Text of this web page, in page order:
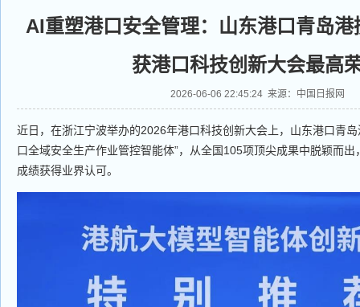
‌AI重塑港口安全管理：山东港口青岛
获港口科技创新大会最高
2026-06-06 22:45:24 来源：中国日报网
近日，在浙江宁波举办的2026年港口科技创新大会上，山东港口青
口全域安全生产作业管控智能体”，从全国105项顶尖成果中脱颖而出
成绩获得业界认可。